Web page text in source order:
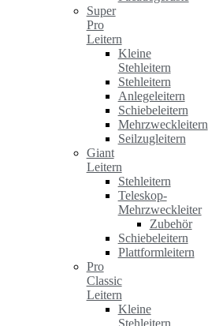
Super
Pro
Leitern
Kleine
Stehleitern
Stehleitern
Anlegeleitern
Schiebeleitern
Mehrzweckleitern
Seilzugleitern
Giant
Leitern
Stehleitern
Teleskop-
Mehrzweckleiter
Zubehör
Schiebeleitern
Plattformleitern
Pro
Classic
Leitern
Kleine